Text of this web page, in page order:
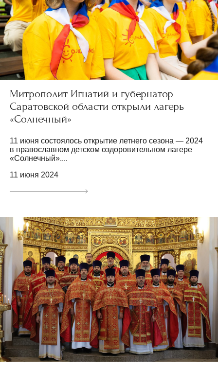
Митрополит Игнатий и губернатор
Саратовской области открыли лагерь
«Солнечный»
11 июня состоялось открытие летнего сезона — 2024
в православном детском оздоровительном лагере
«Солнечный»....
11 июня 2024